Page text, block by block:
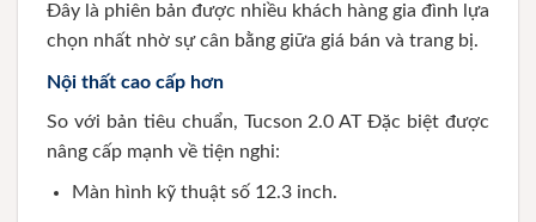
Đây là phiên bản được nhiều khách hàng gia đình lựa
chọn nhất nhờ sự cân bằng giữa giá bán và trang bị.
Nội thất cao cấp hơn
So với bản tiêu chuẩn, Tucson 2.0 AT Đặc biệt được
nâng cấp mạnh về tiện nghi:
Màn hình kỹ thuật số 12.3 inch.